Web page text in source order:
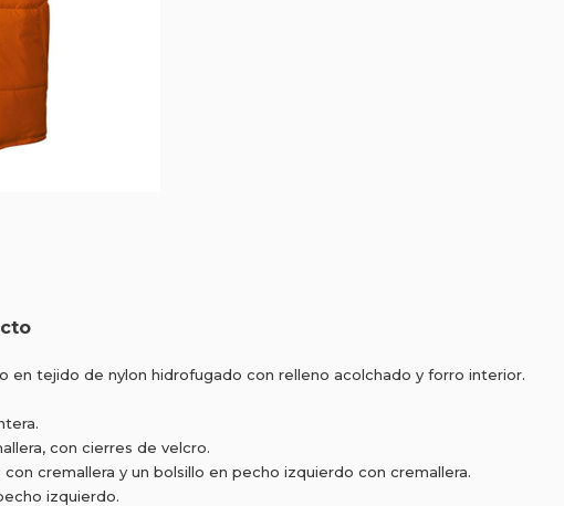
en tejido de nylon hidrofugado con relleno acolchado y forro interior.
con cierres de velcro.
cremallera y un bolsillo en pecho izquierdo con cremallera.
izquierdo.